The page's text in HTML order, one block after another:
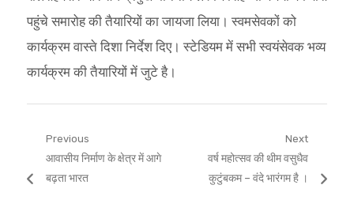
पहुंचे समारोह की तैयारियों का जायजा लिया। स्वमसेवकों को
कार्यक्रम वास्ते दिशा निर्देश दिए। स्टेडियम में सभी स्वयंसेवक भव्य
कार्यक्रम की तैयारियों में जुटे है।
Post
navigation
Previous
Previous
post:
आवासीय निर्माण के क्षेत्र में आगे
बढ़ता भारत
Next
Next
post:
वर्ष महोत्सव की थीम वसुधैव
कुटुंबकम – वंदे भारंगम है ।